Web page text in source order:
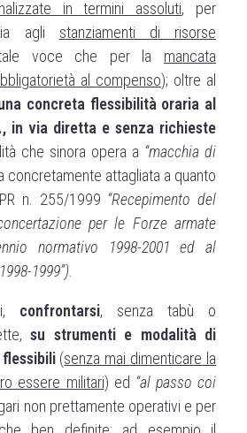
in termini assoluti, per
agli stanziamenti di risorse
voce che per la mancata
al compenso); oltre al
concreta flessibilità oraria al
in via diretta e senza richieste
che sinora opera a “macchia di
concretamente attagliata a quanto
n. 255/1999 “Recepimento del
per le Forze armate
normativo 1998-2001 ed al
1999”).
confrontarsi, senza tabù o
su strumenti e modalità di
flessibili (senza mai dimenticare la
essere militari) ed “al passo coi
non prettamente operativi e per